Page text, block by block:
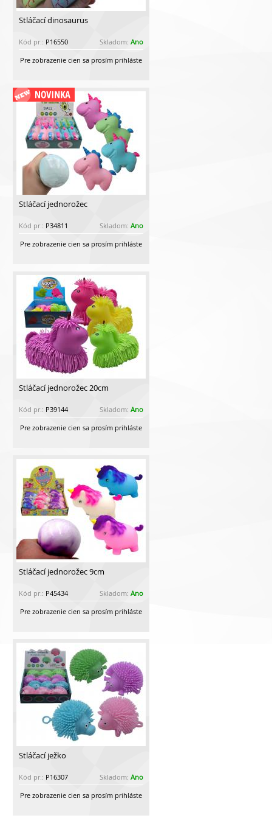
Stláčací dinosaurus
Kód pr.: P16550 Skladom: Ano
Pre zobrazenie cien sa prosím prihláste
Stláčací jednorožec
Kód pr.: P34811 Skladom: Ano
Pre zobrazenie cien sa prosím prihláste
Stláčací jednorožec 20cm
Kód pr.: P39144 Skladom: Ano
Pre zobrazenie cien sa prosím prihláste
Stláčací jednorožec 9cm
Kód pr.: P45434 Skladom: Ano
Pre zobrazenie cien sa prosím prihláste
Stláčací ježko
Kód pr.: P16307 Skladom: Ano
Pre zobrazenie cien sa prosím prihláste